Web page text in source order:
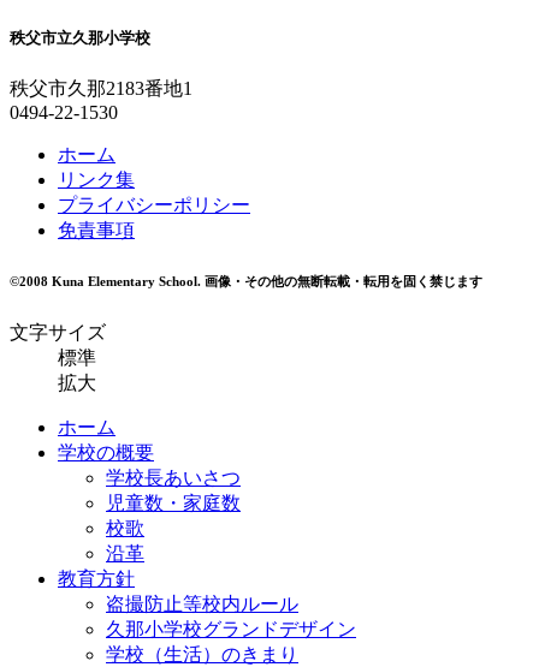
秩父市立久那小学校
秩父市久那2183番地1
0494-22-1530
ホーム
リンク集
プライバシーポリシー
免責事項
©2008 Kuna Elementary School. 画像・その他の無断転載・転用を固く禁じます
文字サイズ
標準
拡大
ホーム
学校の概要
学校長あいさつ
児童数・家庭数
校歌
沿革
教育方針
盗撮防止等校内ルール
久那小学校グランドデザイン
学校（生活）のきまり